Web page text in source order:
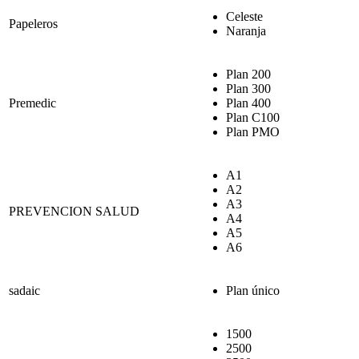
Papeleros
Celeste
Naranja
Premedic
Plan 200
Plan 300
Plan 400
Plan C100
Plan PMO
PREVENCION SALUD
A1
A2
A3
A4
A5
A6
sadaic Plan único
1500
2500